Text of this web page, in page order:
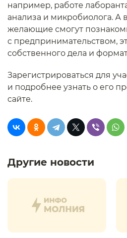
например, работе
анализа и микробиолога. А
желающие смогут
с предпринимательством,
собственного дела и
Зарегистрироваться для
и подробнее узнать о его
сайте.
Другие новости